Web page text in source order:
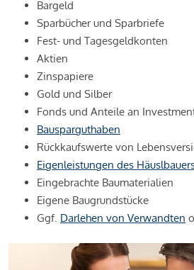
Bargeld
Sparbücher und Sparbriefe
Fest- und Tagesgeldkonten
Aktien
Zinspapiere
Gold und Silber
Fonds und Anteile an
Bausparguthaben
Rückkaufswerte von
Eigenleistungen des
Eingebrachte Baumaterialien
Eigene Baugrundstücke
Ggf. Darlehen von Verwandten